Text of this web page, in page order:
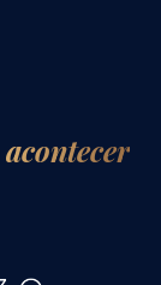
acontecer